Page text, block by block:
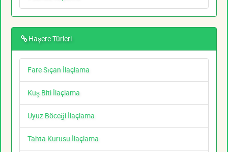
Haşere Türleri
Fare Sıçan İlaçlama
Kuş Biti İlaçlama
Uyuz Böceği İlaçlama
Tahta Kurusu İlaçlama